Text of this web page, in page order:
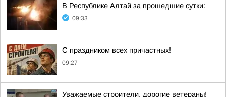
В Республике Алтай за прошедшие сутки:
09:33
С праздником всех причастных!
09:27
Уважаемые строители, дорогие ветераны!